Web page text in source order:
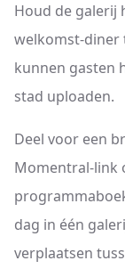
Houd de galerij
welkomst-diner
kunnen gasten
stad uploaden.
Deel voor een
Momentral-link
dag in één
verplaatsen